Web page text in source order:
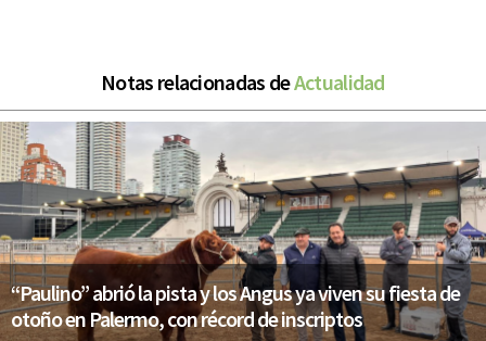
Notas relacionadas deActualidad
“Paulino” abrió la pista y los Angus ya viven su fiesta de
otoño en Palermo, con récord de inscriptos